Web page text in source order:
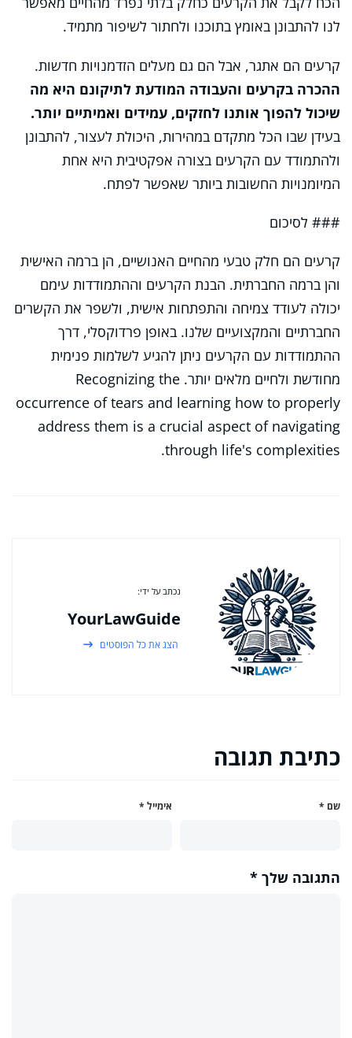
לנו להתבונן באומץ בתוכנו ולחתור לשיפור מתמיד.
קרעים הם אתגר, אבל הם גם מעלים הזדמנויות חדשות.
ההכרה בקרעים והעבודה המודעת לתיקונם היא מה
שיכול להפוך אותנו לחזקים, עמידים ואמיתיים יותר.
בעידן שבו הכל מתקדם במהירות, היכולת לעצור, להתבונן
ולהתמודד עם הקרעים בצורה אפקטיבית היא אחת
המיומנויות החשובות ביותר שאפשר לפתח.
### לסיכום
קרעים הם חלק טבעי מהחיים האנושיים, הן ברמה האישית
והן ברמה החברתית. הבנת הקרעים וההתמודדות עימם
יכולה לעודד צמיחה והתפתחות אישית, ולשפר את הקשרים
החברתיים והמקצועיים שלנו. באופן פרדוקסלי, דרך
ההתמודדות עם הקרעים ניתן להגיע לשלמות פנימית
מחודשת ולחיים מלאים יותר. Recognizing the
occurrence of tears and learning how to properly
address them is a crucial aspect of navigating
through life's complexities.
נכתב על ידי:
YourLawGuide
הצג את כל הפוסטים
כתיבת תגובה
שם * אימייל *
התגובה שלך *